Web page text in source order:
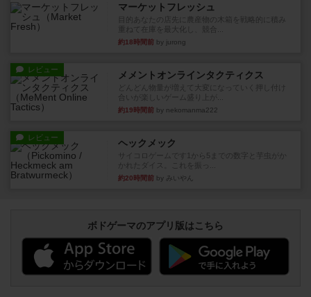
マーケットフレッシュ
目的あなたの店先に農産物の木箱を戦略的に積み
重ねて在庫を最大化し、競合...
約18時間前 by jurong
レビュー メメントオンラインタクティクス
どんどん物量が増えて大変になっていく押し付け
合いが楽しいゲーム盛り上が...
約19時間前 by nekomanma222
レビュー ヘックメック
サイコロゲームです1から5までの数字と芋虫がか
かれたダイス。これを振っ...
約20時間前 by みいやん
ボドゲーマのアプリ版はこちら